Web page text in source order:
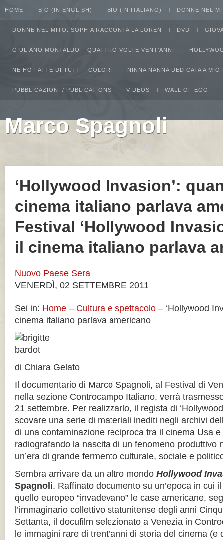
HOME BIO (IN ENGLISH) BIO (IN ITALIANO) DONNE NEL
DONNE NEL MITO: SOPHIA RACCONTA LA LOREN DVD
GIULIANO MONTALDO – QUATTRO VOLTE VENT’ANNI
NE HO FATTE DI TUTTI I COLORI NINNA NANNA DEDICATA A MIO
PUBBLICAZIONI / PUBLICATIONS VIDEOS WALL OF EGO
Marco Spagnoli
‘Hollywood Invasion’:
cinema italiano parlava
Festival ‘Hollywood
il cinema italiano parlava
Nuovo Paese Sera
VENERDÌ, 02 SETTEMBRE 2011
Sei in: Home – Cultura e spettacolo – ‘Hollywood
cinema italiano parlava americano
di Chiara Gelato
Il documentario di Marco Spagnoli, al Festival di
nella sezione Controcampo Italiano, verrà
21 settembre. Per realizzarlo, il regista di
scovare una serie di materiali inediti negli archivi
di una contaminazione reciproca tra il cinema Usa e
radiografando la nascita di un fenomeno produttivo
un’era di grande fermento culturale, sociale e
Sembra arrivare da un altro mondo Hollywood
Spagnoli. Raffinato documento su un’epoca in cui
quello europeo “invadevano” le case americane,
l’immaginario collettivo statunitense degli anni
Settanta, il docufilm selezionato a Venezia in
le immagini rare di trent’anni di storia del cinema (e